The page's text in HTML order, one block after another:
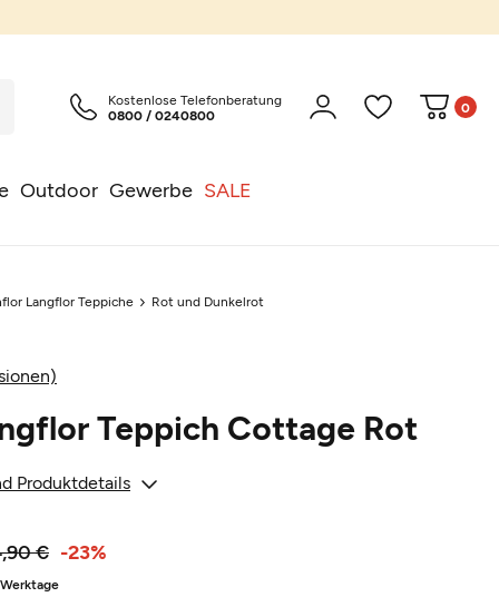
Outdoor Gewerbe SALE
Kostenlose Telefonberatung
0800 / 0240800
0
Langflor Teppiche Rot und Dunkelrot
Teppich Cottage Rot
Produktdetails
€ -23%